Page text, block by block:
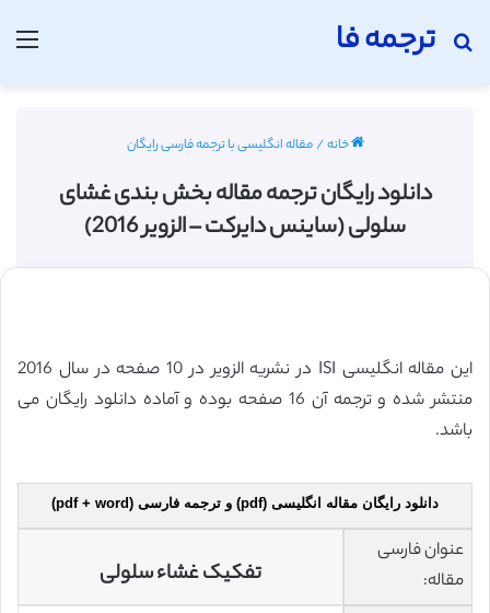
ترجمه فا
جستجو برای
خانه/مقاله انگلیسی با ترجمه فارسی رایگان
دانلود رایگان ترجمه مقاله بخش بندی غشای
سلولی (ساینس دایرکت – الزویر 2016)
این مقاله انگلیسی ISI در نشریه الزویر در 10 صفحه در سال 2016
منتشر شده و ترجمه آن 16 صفحه بوده و آماده دانلود رایگان می
باشد.
دانلود رایگان مقاله انگلیسی (pdf) و ترجمه فارسی (pdf + word)
عنوان فارسی
مقاله:
تفکیک غشاء سلولی